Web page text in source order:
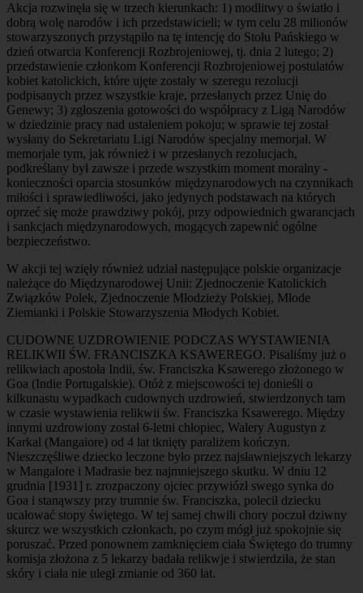
Akcja rozwinęła się w trzech kierunkach: 1) modlitwy o światło i
dobrą wolę narodów i ich przedstawicieli; w tym celu 28 milionów
stowarzyszonych przystąpiło na tę intencję do Stołu Pańskiego w
dzień otwarcia Konferencji Rozbrojeniowej, tj. dnia 2 lutego; 2)
przedstawienie członkom Konferencji Rozbrojeniowej postulatów
kobiet katolickich, które ujęte zostały w szeregu rezolucji
podpisanych przez wszystkie kraje, przesłanych przez Unię do
Genewy; 3) zgłoszenia gotowości do współpracy z Ligą Narodów
w dziedzinie pracy nad ustaleniem pokoju; w sprawie tej został
wysłany do Sekretariatu Ligi Narodów specjalny memorjał. W
memorjale tym, jak również i w przesłanych rezolucjach,
podkreślany był zawsze i przede wszystkim moment moralny -
konieczności oparcia stosunków międzynarodowych na czynnikach
miłości i sprawiedliwości, jako jedynych podstawach na których
oprzeć się może prawdziwy pokój, przy odpowiednich gwarancjach
i sankcjach międzynarodowych, mogących zapewnić ogólne
bezpieczeństwo.
W akcji tej wzięły również udział następujące polskie organizacje
należące do Międzynarodowej Unii: Zjednoczenie Katolickich
Związków Polek, Zjednoczenie Młodzieży Polskiej, Młode
Ziemianki i Polskie Stowarzyszenia Młodych Kobiet.
CUDOWNE UZDROWIENIE PODCZAS WYSTAWIENIA
RELIKWII ŚW. FRANCISZKA KSAWEREGO. Pisaliśmy już o
relikwiach apostoła Indii, św. Franciszka Ksawerego złożonego w
Goa (Indie Portugalskie). Otóż z miejscowości tej donieśli o
kilkunastu wypadkach cudownych uzdrowień, stwierdzonych tam
w czasie wystawienia relikwii św. Franciszka Ksawerego. Między
innymi uzdrowiony został 6-letni chłopiec, Walery Augustyn z
Karkal (Mangaiore) od 4 lat tknięty paraliżem kończyn.
Nieszczęśliwe dziecko leczone było przez najsławniejszych lekarzy
w Mangalore i Madrasie bez najmniejszego skutku. W dniu 12
grudnia [1931] r. zrozpaczony ojciec przywiózł swego synka do
Goa i stanąwszy przy trumnie św. Franciszka, polecił dziecku
ucałować stopy świętego. W tej samej chwili chory poczuł dziwny
skurcz we wszystkich członkach, po czym mógł już spokojnie się
poruszać. Przed ponownem zamknięciem ciała Świętego do trumny
komisja złożona z 5 lekarzy badała relikwje i stwierdziła, że stan
skóry i ciała nie uległ zmianie od 360 lat.